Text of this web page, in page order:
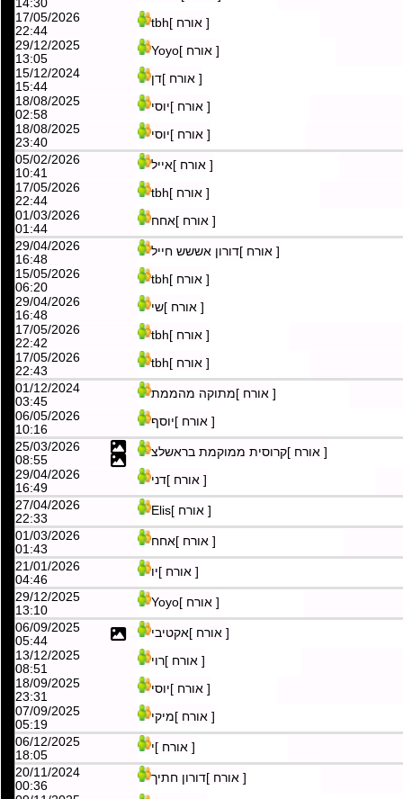
13/12/2024
14:30
17/05/2026
22:44
29/12/2025
13:05
[ אורח ]דן 15/12/2024
15:44
[ אורח ]יוסי
18/08/2025
02:58
[ אורח ]יוסי
18/08/2025
23:40
[ אורח ]אייל
05/02/2026
10:41
[ אורח ]tbh
17/05/2026
22:44
01/03/2026
01:44
[ אורח ]דורון אששש חייל
29/04/2026
16:48
[ אורח ]tbh 15/05/2026
06:20
[ אורח ]שי
29/04/2026
16:48
[ אורח ]tbh
17/05/2026
22:42
[ אורח ]tbh 17/05/2026
22:43
[ אורח ]מתוקה מהממת
01/12/2024
03:45
[ אורח ]יוסף 06/05/2026
10:16
[ אורח ]קרוסית ממוקמת בראשלצ
25/03/2026
08:55
[ אורח ]דני 29/04/2026
16:49
[ אורח ]Elis
27/04/2026
22:33
[ אורח ]אחח
01/03/2026
01:43
[ אורח ]יו
21/01/2026
04:46
[ אורח ]Yoyo
29/12/2025
13:10
[ אורח ]אקטיבי
06/09/2025
05:44
[ אורח ]רוי
13/12/2025
08:51
[ אורח ]יוסי
18/09/2025
23:31
[ אורח ]מיקי
07/09/2025
05:19
[ אורח ]י
06/12/2025
18:05